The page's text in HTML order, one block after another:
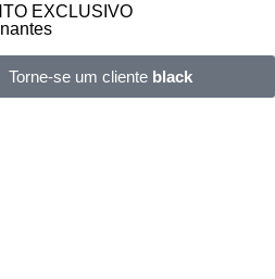
EXCLUSIVO
Torne-se um cliente black